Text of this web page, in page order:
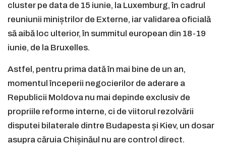
cluster pe data de 15 iunie, la Luxemburg, în cadrul
reuniunii miniștrilor de Externe, iar validarea oficială
să aibă loc ulterior, în summitul european din 18-19
iunie, de la Bruxelles.
Astfel, pentru prima dată în mai bine de un an,
momentul începerii negocierilor de aderare a
Republicii Moldova nu mai depinde exclusiv de
propriile reforme interne, ci de viitorul rezolvării
disputei bilaterale dintre Budapesta și Kiev, un dosar
asupra căruia Chișinăul nu are control direct.